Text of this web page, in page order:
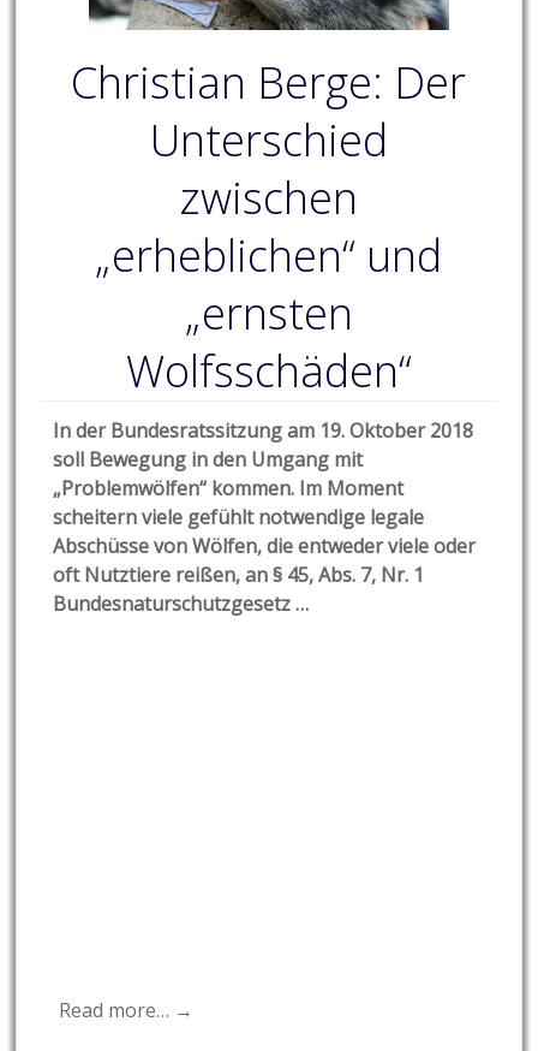
Christian Berge: Der
Unterschied
zwischen
„erheblichen“ und
„ernsten
Wolfsschäden“
In der Bundesratssitzung am 19. Oktober 2018
soll Bewegung in den Umgang mit
„Problemwölfen“ kommen. Im Moment
scheitern viele gefühlt notwendige legale
Abschüsse von Wölfen, die entweder viele oder
oft Nutztiere reißen, an § 45, Abs. 7, Nr. 1
Bundesnaturschutzgesetz …
Read more… →